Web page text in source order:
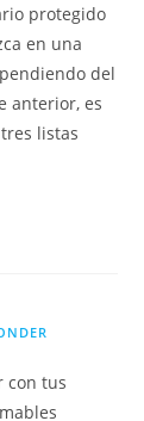
protegido
en una
del
anterior, es
listas
con tus